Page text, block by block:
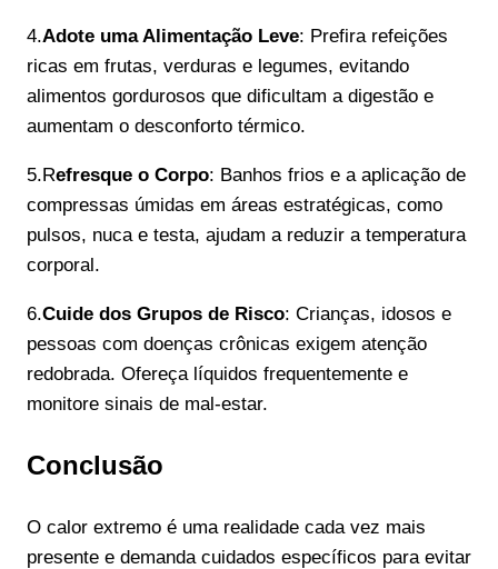
4.Adote uma Alimentação Leve: Prefira refeições
ricas em frutas, verduras e legumes, evitando
alimentos gordurosos que dificultam a digestão e
aumentam o desconforto térmico.
5.Refresque o Corpo: Banhos frios e a aplicação de
compressas úmidas em áreas estratégicas, como
pulsos, nuca e testa, ajudam a reduzir a temperatura
corporal.
6.Cuide dos Grupos de Risco: Crianças, idosos e
pessoas com doenças crônicas exigem atenção
redobrada. Ofereça líquidos frequentemente e
monitore sinais de mal-estar.
Conclusão
O calor extremo é uma realidade cada vez mais
presente e demanda cuidados específicos para evitar